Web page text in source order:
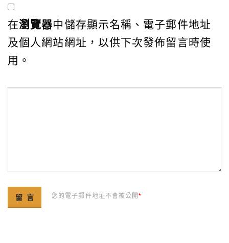
在瀏覽器中儲存顯示名稱、電子郵件地址
及個人網站網址，以供下次發佈留言時使
用。
您的電子郵件地址不會被公開*